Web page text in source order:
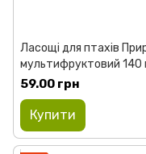
Ласощі для птахів
мультифруктовий 140
59.00 грн
Купити